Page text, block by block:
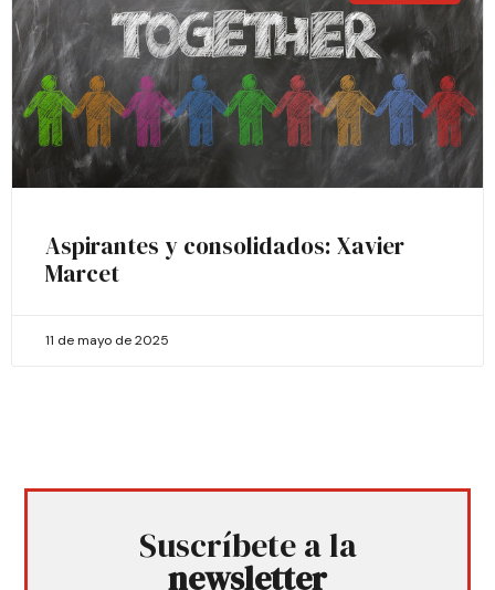
Aspirantes y consolidados: Xavier
Marcet
11 de mayo de 2025
Suscríbete a la
newsletter